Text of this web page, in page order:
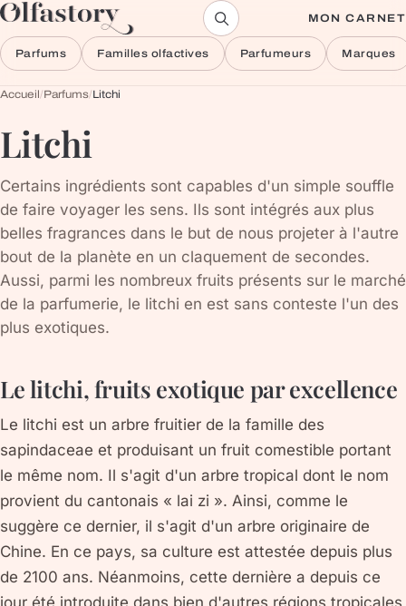
Aller au contenu MON CARNET
Parfums Familles olfactives Parfumeurs Marques
Accueil/Parfums/Litchi
Litchi
Certains ingrédients sont capables d'un simple souffle
de faire voyager les sens. Ils sont intégrés aux plus
belles fragrances dans le but de nous projeter à l'autre
bout de la planète en un claquement de secondes.
Aussi, parmi les nombreux fruits présents sur le marché
de la parfumerie, le litchi en est sans conteste l'un des
plus exotiques.
Le litchi, fruits exotique par excellence
Le litchi est un arbre fruitier de la famille des
sapindaceae et produisant un fruit comestible portant
le même nom. Il s'agit d'un arbre tropical dont le nom
provient du cantonais « lai zi ». Ainsi, comme le
suggère ce dernier, il s'agit d'un arbre originaire de
Chine. En ce pays, sa culture est attestée depuis plus
de 2100 ans. Néanmoins, cette dernière a depuis ce
jour été introduite dans bien d'autres régions tropicales